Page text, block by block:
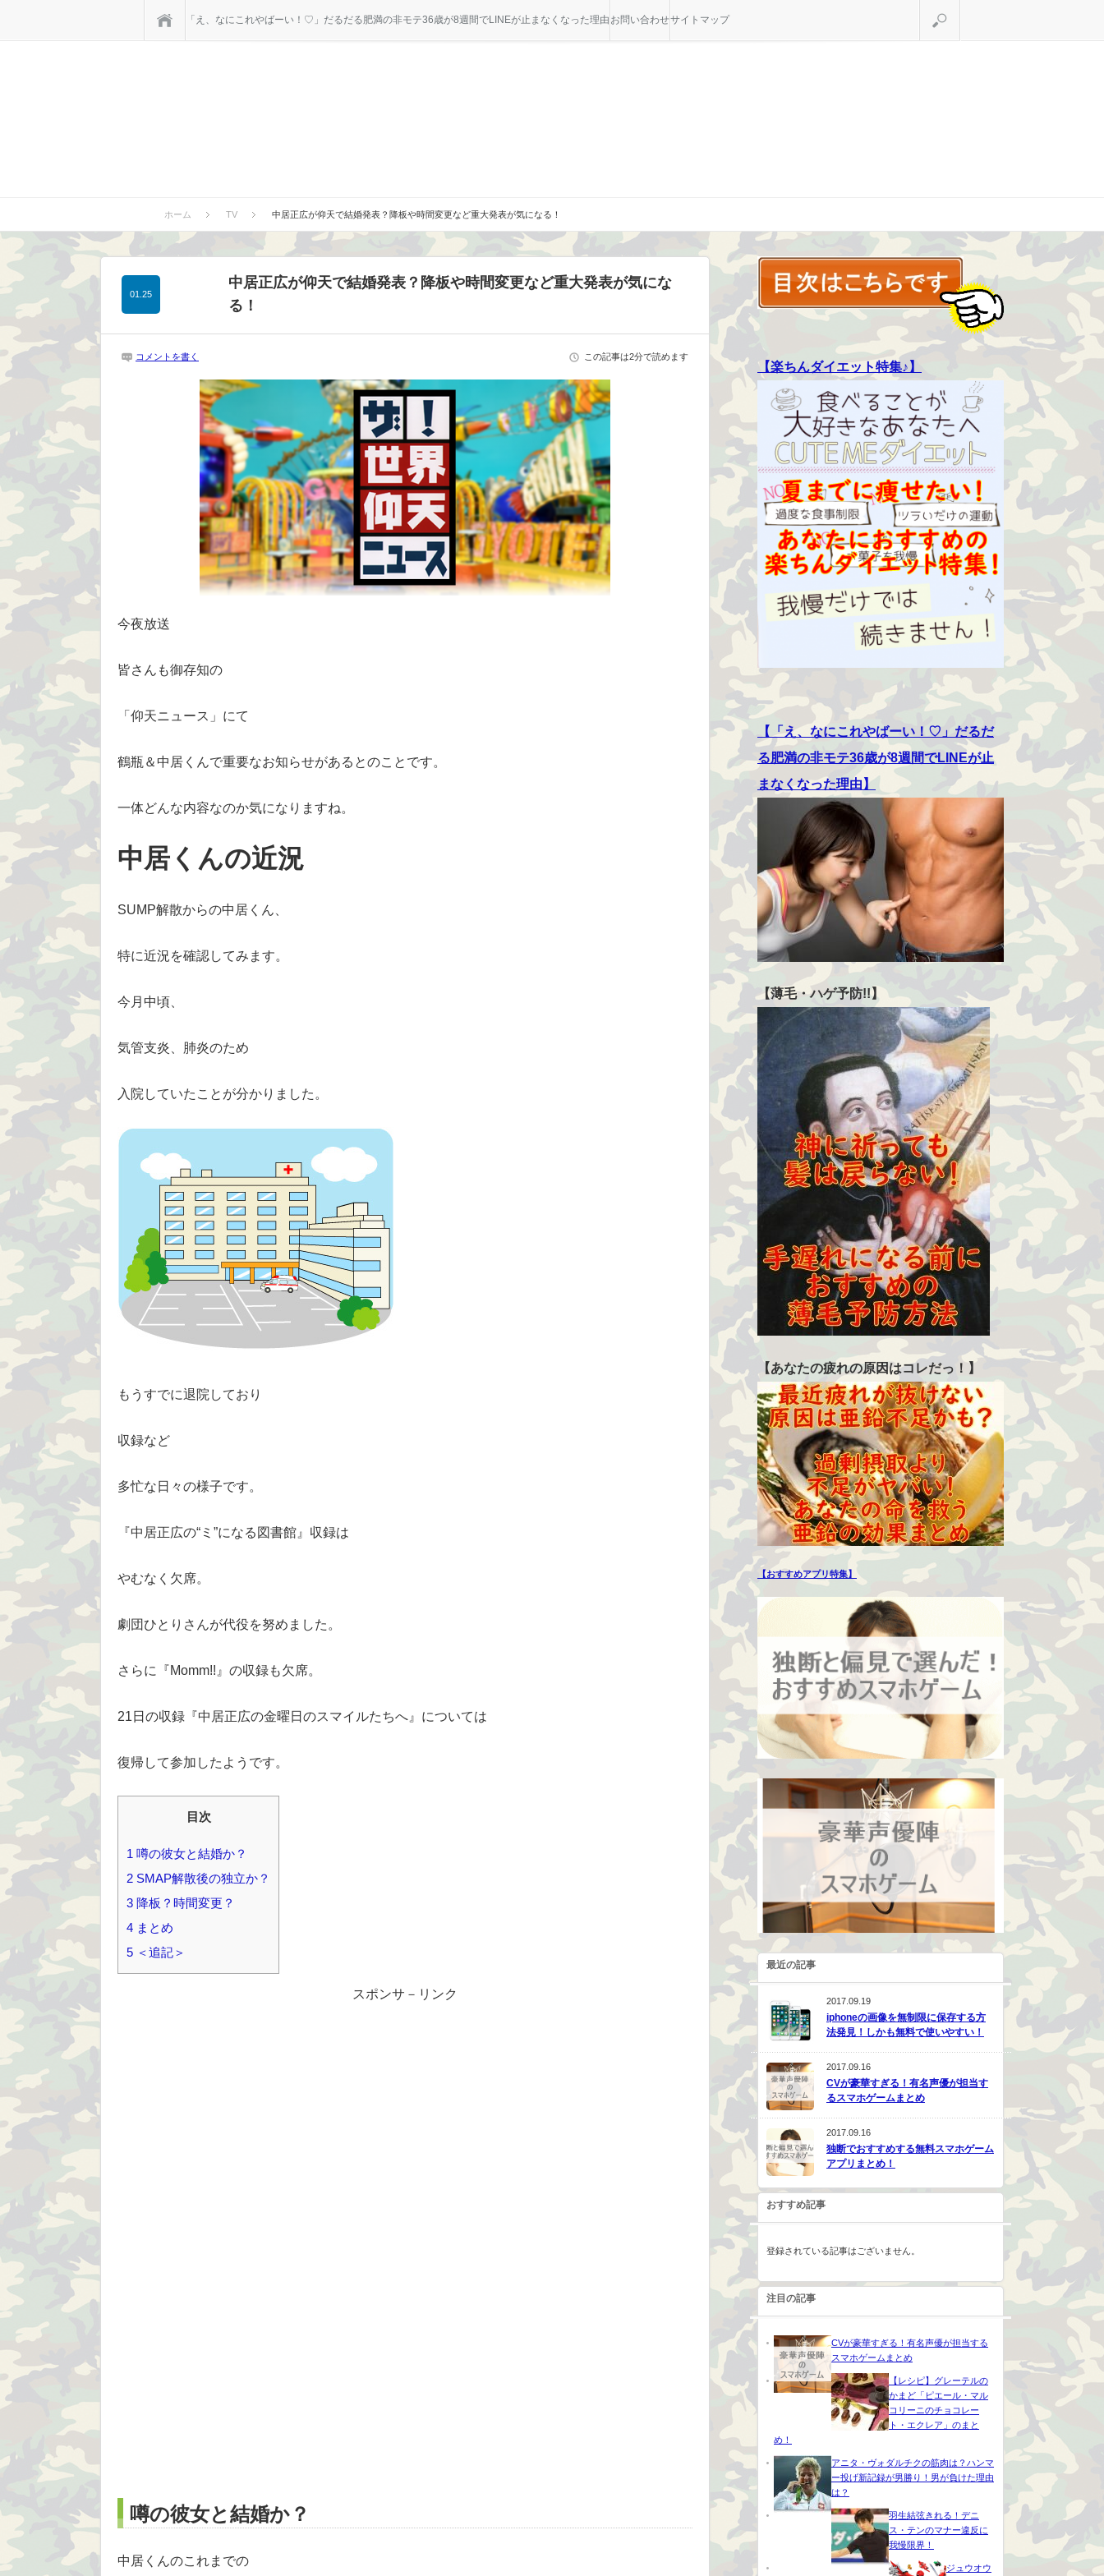
「え、なにこれやばーい！♡」だるだる肥満の非モテ36歳が8週間でLINEが止まなくなった理由 お問い合わせサイトマップ
ホーム TV 中居正広が仰天で結婚発表？降板や時間変更など重大発表が気になる！
中居正広が仰天で結婚発表？降板や時間変更など重大発表が気にな
る！
01.25
コメントを書く この記事は2分で読めます
今夜放送
皆さんも御存知の
「仰天ニュース」にて
鶴瓶＆中居くんで重要なお知らせがあるとのことです。
一体どんな内容なのか気になりますね。
中居くんの近況
SUMP解散からの中居くん、
特に近況を確認してみます。
今月中頃、
気管支炎、肺炎のため
入院していたことが分かりました。
もうすでに退院しており
収録など
多忙な日々の様子です。
『中居正広の“ミ”になる図書館』収録は
やむなく欠席。
劇団ひとりさんが代役を努めました。
さらに『Momm!!』の収録も欠席。
21日の収録『中居正広の金曜日のスマイルたちへ』については
復帰して参加したようです。
目次
1 噂の彼女と結婚か？
2 SMAP解散後の独立か？
3 降板？時間変更？
4 まとめ
5 ＜追記＞
スポンサ－リンク
噂の彼女と結婚か？
中居くんのこれまでの
【楽ちんダイエット特集♪】
【「え、なにこれやばーい！♡」だるだ
る肥満の非モテ36歳が8週間でLINEが止
まなくなった理由】
【薄毛・ハゲ予防!!】
【あなたの疲れの原因はコレだっ！】
【おすすめアプリ特集】
最近の記事
2017.09.19
iphoneの画像を無制限に保存する方
法発見！しかも無料で使いやすい！
2017.09.16
CVが豪華すぎる！有名声優が担当す
るスマホゲームまとめ
2017.09.16
独断でおすすめする無料スマホゲーム
アプリまとめ！
おすすめ記事
登録されている記事はございません。
注目の記事
CVが豪華すぎる！有名声優が担当する
スマホゲームまとめ
【レシピ】グレーテルの
かまど「ピエール・マル
コリーニのチョコレー
ト・エクレア」のまと
め！
アニタ・ヴォダルチクの筋肉は？ハンマ
ー投げ新記録が男勝り！男が負けた理由
は？
羽生結弦きれる！デニ
ス・テンのマナー違反に
我慢限界！
ジュウオウ